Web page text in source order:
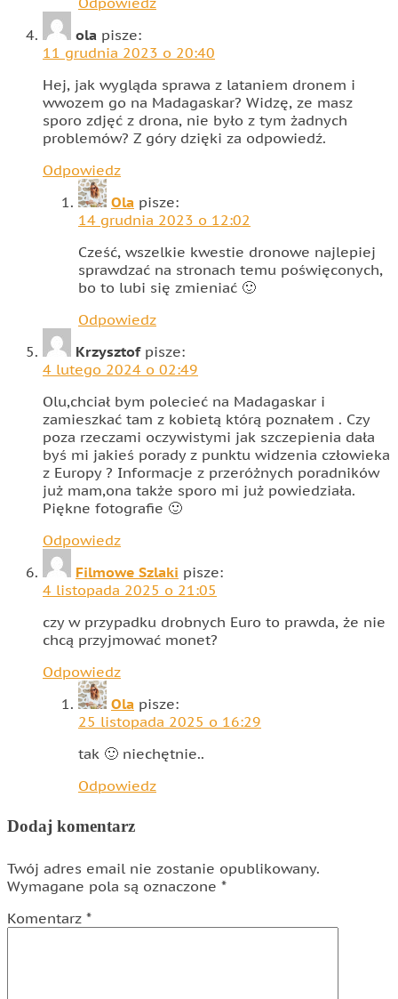
ola pisze:
11 grudnia 2023 o 20:40
Hej, jak wygląda sprawa z lataniem dronem i
wwozem go na Madagaskar? Widzę, ze masz
sporo zdjęć z drona, nie było z tym żadnych
problemów? Z góry dzięki za odpowiedź.
Odpowiedz
Ola pisze:
14 grudnia 2023 o 12:02
Cześć, wszelkie kwestie dronowe najlepiej
sprawdzać na stronach temu poświęconych,
bo to lubi się zmieniać 🙂
Odpowiedz
Krzysztof pisze:
4 lutego 2024 o 02:49
Olu,chciał bym polecieć na Madagaskar i
zamieszkać tam z kobietą którą poznałem . Czy
poza rzeczami oczywistymi jak szczepienia dała
byś mi jakieś porady z punktu widzenia człowieka
z Europy ? Informacje z przeróżnych poradników
już mam,ona także sporo mi już powiedziała.
Piękne fotografie 🙂
Odpowiedz
Filmowe Szlaki pisze:
4 listopada 2025 o 21:05
czy w przypadku drobnych Euro to prawda, że nie
chcą przyjmować monet?
Odpowiedz
Ola pisze:
25 listopada 2025 o 16:29
tak 🙂 niechętnie..
Odpowiedz
Dodaj komentarz
Twój adres email nie zostanie opublikowany.
Wymagane pola są oznaczone *
Komentarz *